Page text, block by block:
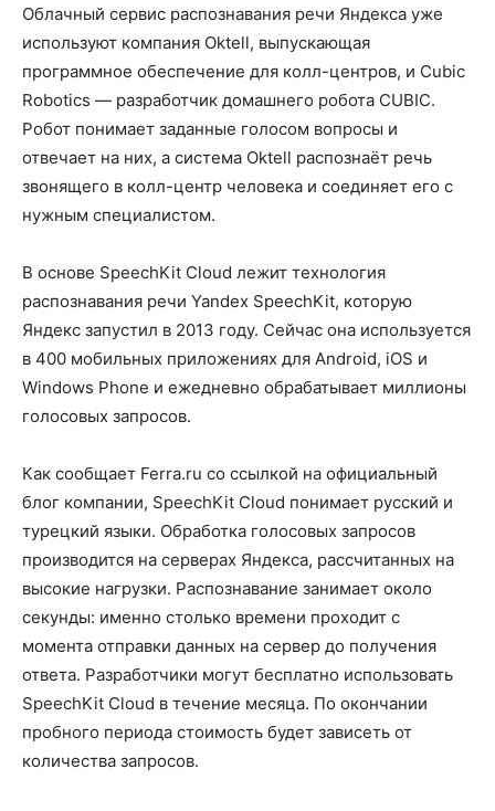
Облачный сервис распознавания речи Яндекса уже
используют компания Oktell, выпускающая
программное обеспечение для колл-центров, и Cubic
Robotics — разработчик домашнего робота CUBIC.
Робот понимает заданные голосом вопросы и
отвечает на них, а система Oktell распознаёт речь
звонящего в колл-центр человека и соединяет его с
нужным специалистом.
В основе SpeechKit Cloud лежит технология
распознавания речи Yandex SpeechKit, которую
Яндекс запустил в 2013 году. Сейчас она используется
в 400 мобильных приложениях для Android, iOS и
Windows Phone и ежедневно обрабатывает миллионы
голосовых запросов.
Как сообщает Ferra.ru со ссылкой на официальный
блог компании, SpeechKit Cloud понимает русский и
турецкий языки. Обработка голосовых запросов
производится на серверах Яндекса, рассчитанных на
высокие нагрузки. Распознавание занимает около
секунды: именно столько времени проходит с
момента отправки данных на сервер до получения
ответа. Разработчики могут бесплатно использовать
SpeechKit Cloud в течение месяца. По окончании
пробного периода стоимость будет зависеть от
количества запросов.